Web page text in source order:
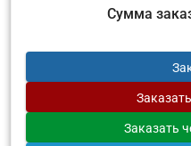
Сумма
Заказать
Заказать